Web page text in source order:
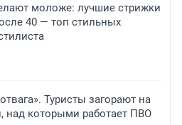
моложе: лучшие стрижки
40 — топ стильных
Туристы загорают на
над которыми работает ПВО